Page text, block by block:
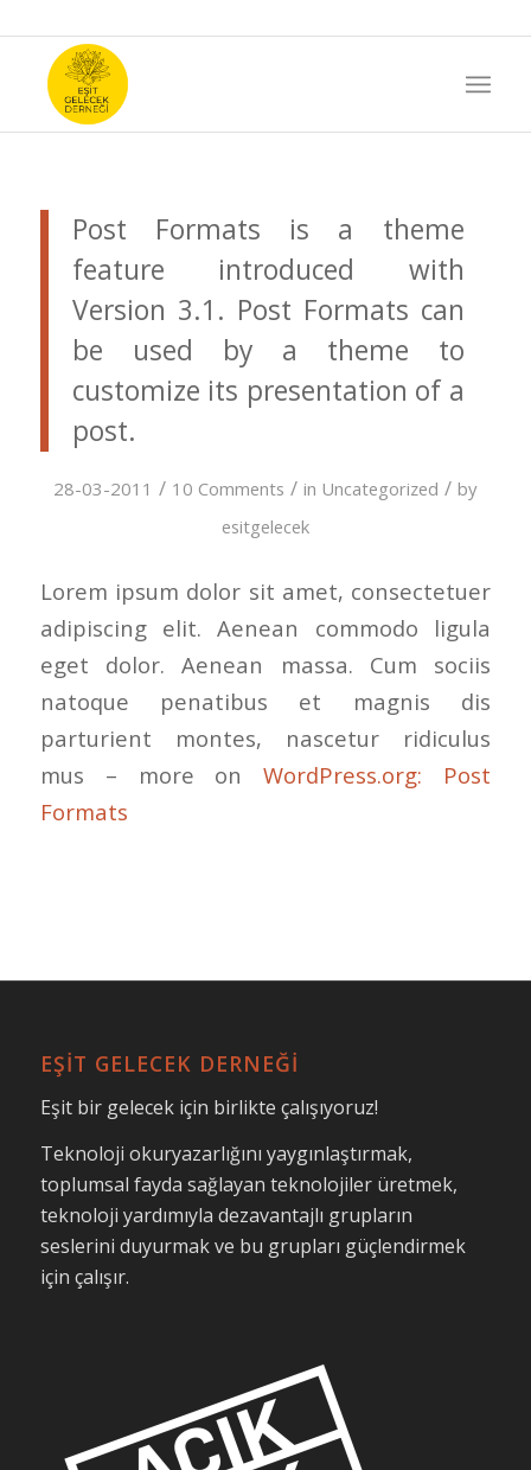
Post Formats is a theme
feature introduced with
Version 3.1. Post Formats can
be used by a theme to
customize its presentation of a
post.
28-03-2011 / 10 Comments / in Uncategorized / by
esitgelecek
Lorem ipsum dolor sit amet, consectetuer
adipiscing elit. Aenean commodo ligula
eget dolor. Aenean massa. Cum sociis
natoque penatibus et magnis dis
parturient montes, nascetur ridiculus
mus – more onWordPress.org: Post
Formats
EŞİT GELECEK DERNEĞİ
Eşit bir gelecek için birlikte çalışıyoruz!
Teknoloji okuryazarlığını yaygınlaştırmak,
toplumsal fayda sağlayan teknolojiler üretmek,
teknoloji yardımıyla dezavantajlı grupların
seslerini duyurmak ve bu grupları güçlendirmek
için çalışır.